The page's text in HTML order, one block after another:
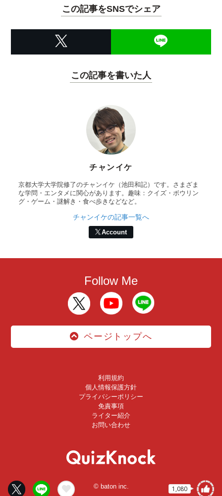
1,080
この記事をSNSでシェア
この記事を書いた人
チャンイケ
京都大学大学院修了のチャンイケ（池田和記）です。さまざま
な学問・エンタメに関心があります。趣味：クイズ・ボウリン
グ・ゲーム・謎解き・食べ歩きなどなど。
チャンイケの記事一覧へ
Account
Follow Me
ページトップへ
利用規約
個人情報保護方針
プライバシーポリシー
免責事項
ライター紹介
お問い合わせ
© baton inc.